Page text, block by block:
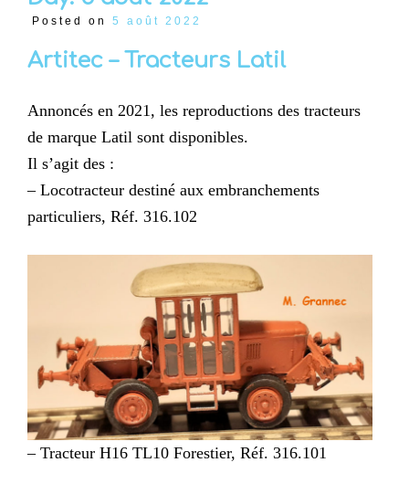
Posted on 5 août 2022
Artitec – Tracteurs Latil
Annoncés en 2021, les reproductions des tracteurs
de marque Latil sont disponibles.
Il s’agit des :
– Locotracteur destiné aux embranchements
particuliers, Réf. 316.102
– Tracteur H16 TL10 Forestier, Réf. 316.101